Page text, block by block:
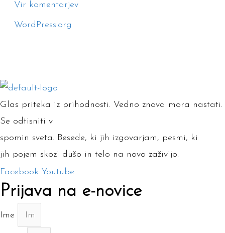
Vir komentarjev
WordPress.org
Glas priteka iz prihodnosti. Vedno znova mora nastati.
Se odtisniti v
spomin sveta. Besede, ki jih izgovarjam, pesmi, ki
jih pojem skozi dušo in telo na novo zaživijo.
Facebook Youtube
Prijava na e-novice
Ime